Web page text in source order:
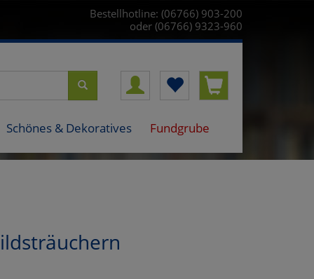
Bestellhotline: (06766) 903-200
oder (06766) 9323-960
Schönes & Dekoratives Fundgrube